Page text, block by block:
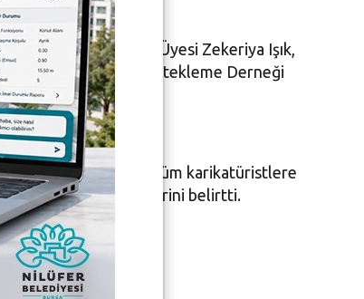
Belediyesi Meclis Üyesi Zekeriya Işık,
Çağdaş Yaşamı Destekleme Derneği
bir yanından katılan tüm karikatüristlere
çekmek istediklerini belirtti.